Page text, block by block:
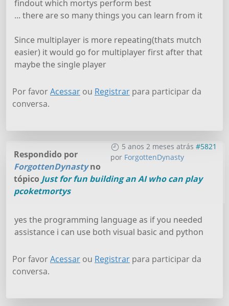
findout which mortys perform best
... there are so many things you can learn from it
Since multiplayer is more repeating(thats mutch
easier) it would go for multiplayer first after that
maybe the single player
Por favorAcessar ou Registrar para participar da
conversa.
5 anos 2 meses atrás #5821
por ForgottenDynasty
Respondido por
ForgottenDynastyno
tópico Just for fun building an AI who can play
pcoketmortys
yes the programming language as if you needed
assistance i can use both visual basic and python
Por favorAcessar ou Registrar para participar da
conversa.